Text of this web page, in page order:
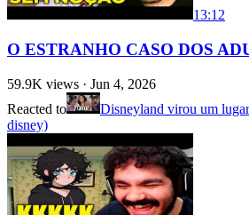
13:12
O ESTRANHO CASO DOS
59.9K views · Jun 4, 2026
Reacted to
Disneyland virou um
disney)